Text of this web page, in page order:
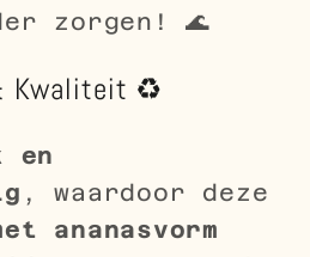
zorgen! 🌊
Kwaliteit ♻️
en
, waardoor deze
ananasvorm